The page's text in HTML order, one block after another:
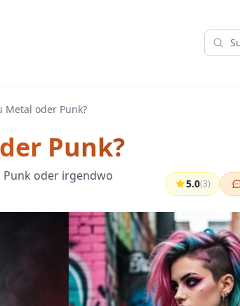
Metal oder Punk?
Punk?
Punk oder irgendwo
5.0(3)